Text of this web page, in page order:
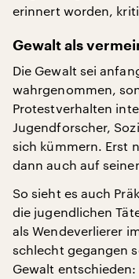
erinnert worden,
Gewalt als
Die Gewalt sei
wahrgenommen,
Protestverhalten
Jugendforscher,
sich kümmern. Erst
dann auch auf
So sieht es auch
die jugendlichen
als Wendeverlierer
schlecht gegangen
Gewalt